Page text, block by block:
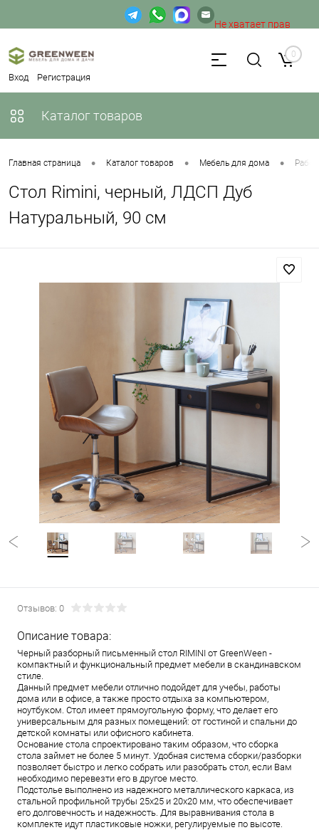
Вход Регистрация
Не хватает прав
доступа к веб-форме. 0
Каталог товаров
Главная страница • Каталог товаров • Мебель для дома •
Стол Rimini, черный, ЛДСП Дуб
Натуральный, 90 см
Отзывов: 0
Описание товара:
Черный разборный письменный стол RIMINI от GreenWeen -
компактный и функциональный предмет мебели в скандинавском
стиле.
Данный предмет мебели отлично подойдет для учебы, работы
дома или в офисе, а также просто отдыха за компьютером,
ноутбуком. Стол имеет прямоугольную форму, что делает его
универсальным для разных помещений: от гостиной и спальни до
детской комнаты или офисного кабинета.
Основание стола спроектировано таким образом, что сборка
стола займет не более 5 минут. Удобная система сборки/разборки
позволяет быстро и легко собрать или разобрать стол, если Вам
необходимо перевезти его в другое место.
Подстолье выполнено из надежного металлического каркаса, из
стальной профильной трубы 25х25 и 20х20 мм, что обеспечивает
его долговечность и надежность. Для выравнивания стола в
комплекте идут пластиковые ножки, регулируемые по высоте.